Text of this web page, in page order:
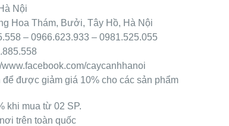
Nội
Hoa Thám, Bưởi, Tây Hồ, Hà Nội
– 0966.623.933 – 0981.525.055
caycanhhanoi
để được giảm giá 10% cho các sản phẩm
khi mua từ 02 SP.
trên toàn quốc